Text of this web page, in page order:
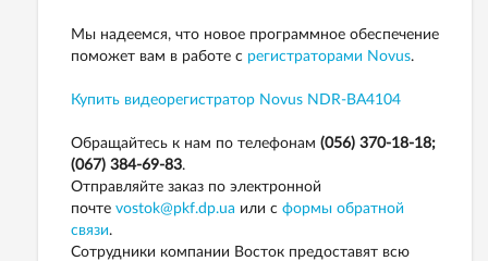
Мы надеемся, что новое программное обеспечение
поможет вам в работе с регистраторами Novus.
Купить видеорегистратор Novus NDR-BA4104
Обращайтесь к нам по телефонам (056) 370-18-18;
(067) 384-69-83.
Отправляйте заказ по электронной
почте vostok@pkf.dp.ua или с формы обратной
связи.
Сотрудники компании Восток предоставят всю